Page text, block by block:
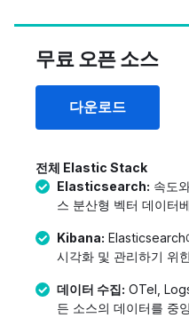
무료 오픈 소스
다운로드
전체 Elastic Stack
Elasticsearch: 속도
스 분산형 벡터 데이터
Kibana: Elasticsearch
시각화 및 관리하기 위
데이터 수집: OTel,
든 소스의 데이터를 중